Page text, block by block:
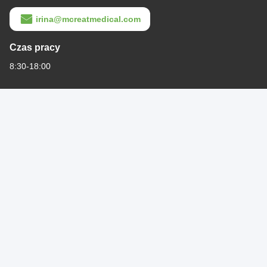
irina@mcreatmedical.com
Czas pracy
8:30-18:00
Nasz adres